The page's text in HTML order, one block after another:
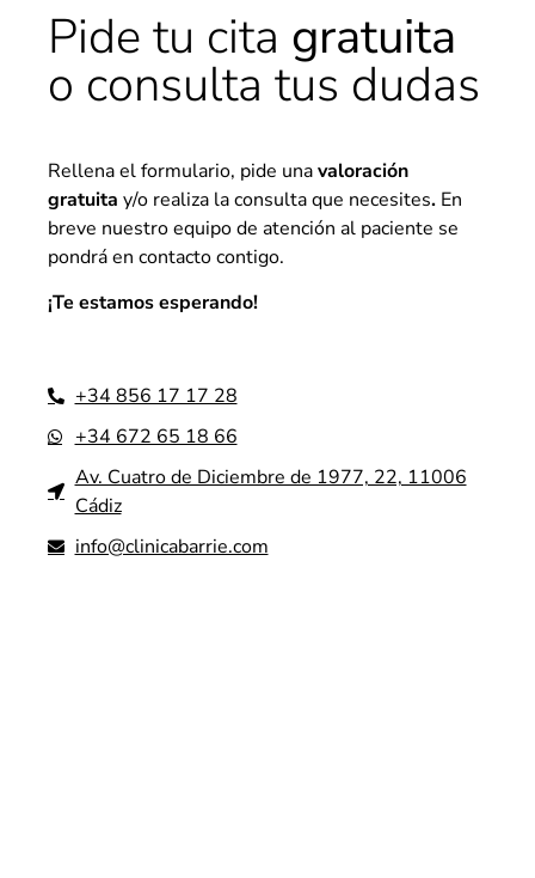
Pide tu cita gratuita
o consulta tus dudas
Rellena el formulario, pide unavaloración
gratuita y/o realiza la consulta que necesites. En
breve nuestro equipo de atención al paciente se
pondrá en contacto contigo.
¡Te estamos esperando!
+34 856 17 17 28
+34 672 65 18 66
Av. Cuatro de Diciembre de 1977, 22, 11006
Cádiz
info@clinicabarrie.com